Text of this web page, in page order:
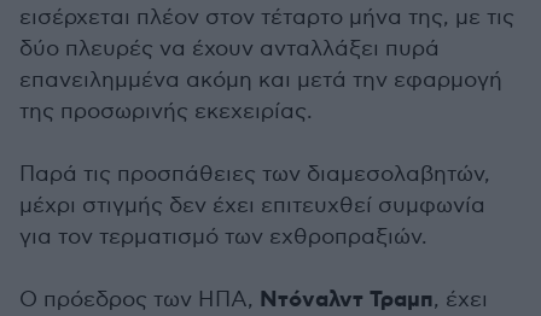
εισέρχεται πλέον στον τέταρτο μήνα της, με τις
δύο πλευρές να έχουν ανταλλάξει πυρά
επανειλημμένα ακόμη και μετά την εφαρμογή
της προσωρινής εκεχειρίας.
Παρά τις προσπάθειες των διαμεσολαβητών,
μέχρι στιγμής δεν έχει επιτευχθεί συμφωνία
για τον τερματισμό των εχθροπραξιών.
Ο πρόεδρος των ΗΠΑ, Ντόναλντ Τραμπ, έχει